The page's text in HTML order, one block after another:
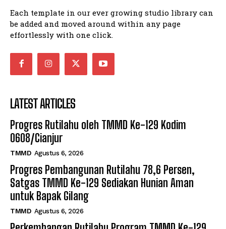
Each template in our ever growing studio library can
be added and moved around within any page
effortlessly with one click.
LATEST ARTICLES
Progres Rutilahu oleh TMMD Ke-129 Kodim
0608/Cianjur
TMMD Agustus 6, 2026
Progres Pembangunan Rutilahu 78,6 Persen,
Satgas TMMD Ke-129 Sediakan Hunian Aman
untuk Bapak Gilang
TMMD Agustus 6, 2026